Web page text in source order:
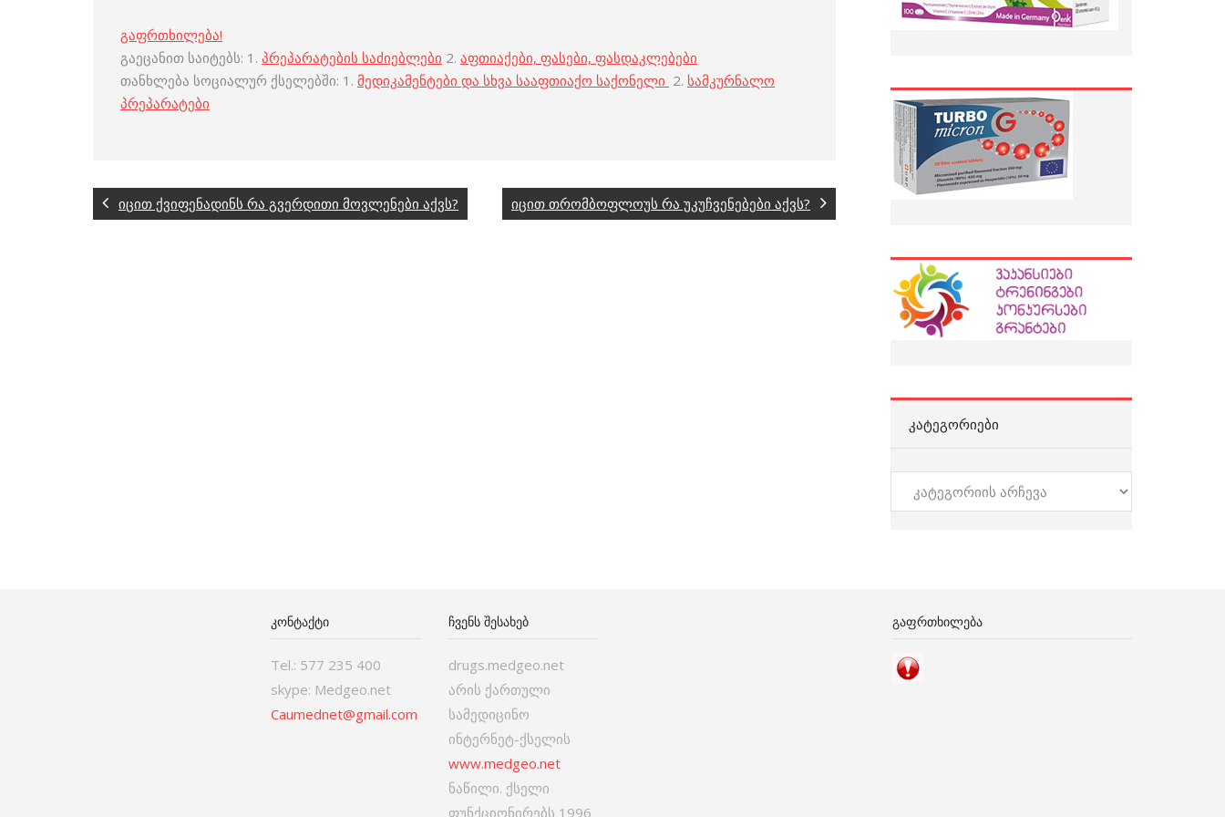
გაფრთხილება!
გაეცანით საიტებს: 1. პრეპარატების საძიებლები 2. აფთიაქები, ფასები, ფასდაკლებები
თანხლება სოციალურ ქსელებში: 1. მედიკამენტები და სხვა სააფთიაქო საქონელი 2. სამკურნალო
პრეპარატები
იცით ქვიფენადინს რა გვერდითი მოვლენები აქვს? იცით თრომბოფლოუს რა უკუჩვენებები აქვს?
ᲙᲐᲢᲔᲒᲝᲠᲘᲔᲑᲘ
კატეგორიები
ᲙᲝᲜᲢᲐᲥᲢᲘ
Tel.: 577 235 400
skype: Medgeo.net
Caumednet@gmail.com
ᲩᲕᲔᲜᲡ ᲨᲔᲡᲐᲮᲔᲑ
drugs.medgeo.net
არის ქართული
სამედიცინო
ინტერნეტ-ქსელის
www.medgeo.net
ნაწილი. ქსელი
ფუნქციონირებს 1996
ᲒᲐᲤᲠᲗᲮᲘᲚᲔᲑᲐ